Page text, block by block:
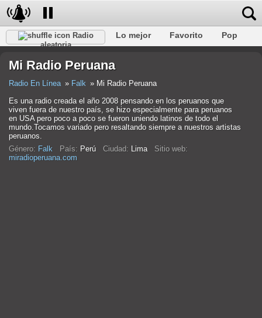
Radio
aleatoria
Lo mejor Favorito
Pop
Rap
Trans Falk
Mi Radio Peruana
Radio En Línea Falk
Mi Radio Peruana
Es una radio creada el año 2008 pensando en los peruanos que
viven fuera de nuestro país, se hizo especialmente para peruanos
en USA pero poco a poco se fueron uniendo latinos de todo el
mundo.Tocamos variado pero resaltando siempre a nuestros artistas
peruanos.
Género: Falk País: Perú Ciudad: Lima Sitio web:
miradioperuana.com